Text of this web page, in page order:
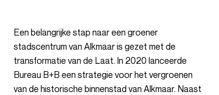
Een belangrijke stap naar een groener
stadscentrum van Alkmaar is gezet met de
transformatie van de Laat. In 2020 lanceerde
Bureau B+B een strategie voor het vergroenen
van de historische binnenstad van Alkmaar. Naast